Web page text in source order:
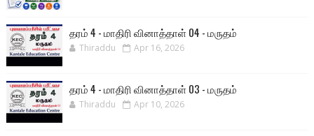
தரம் 4 - மாதிரி வினாத்தாள் 04 - மருதம்
Thiraddu Apr 16, 2026
தரம் 4 - மாதிரி வினாத்தாள் 03 - மருதம்
Thiraddu Apr 10, 2026